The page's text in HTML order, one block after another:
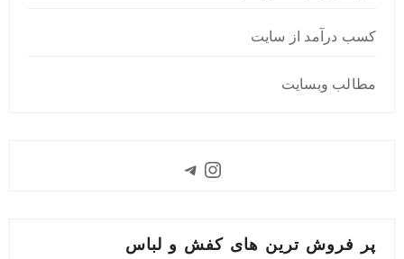
کسب درآمد از سایت
مطالب وبسایت
Instagram
Telegram
پر فروش ترین های کفش و لباس